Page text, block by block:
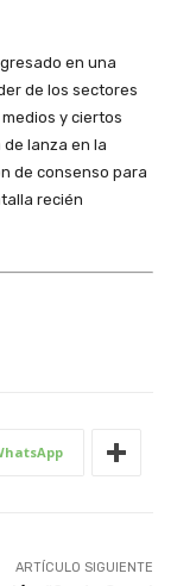
en una
de los sectores
y ciertos
lanza en la
de consenso para
recién
ARTÍCULO SIGUIENTE